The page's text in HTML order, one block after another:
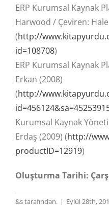
ERP Kurumsal Kaynak
Harwood / Çeviren:
(http://
id=108708)
ERP Kurumsal Kaynak
Erkan (2008)
(http://
Kurumsal Kaynak
Erdaş (2009) (http://
productID=12919)
Oluşturma Tarihi:
&s tarafından. | Eylül 28th,